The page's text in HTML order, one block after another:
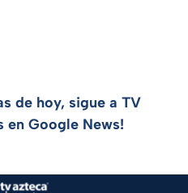
de hoy, sigue a TV
en Google News!